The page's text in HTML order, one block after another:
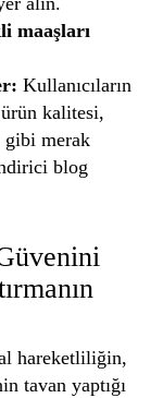
maaşları
Kullanıcıların
kalitesi,
gibi merak
blog
hareketliliğin,
tavan yaptığı